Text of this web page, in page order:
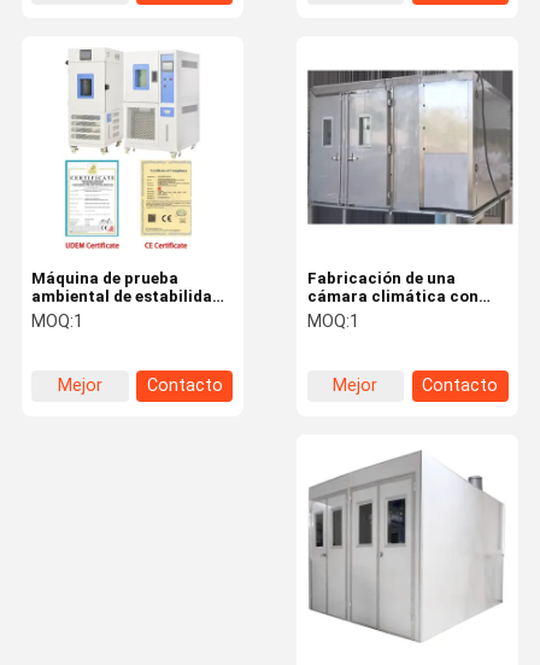
equipo de prueba de la materia textil
máquina de prueba de la dureza
Equipo de prueba adhesivo
Instrumentos de medida ópticos
Fabricación de una
cámara climática con
control de humedad y una
sala de ensayo de
MOQ:1
Mejor
Contacto
Máquina de prueba
ambiental de estabilidad
de temperatura y
humedad programable
climática, precio
MOQ:1
Mejor
Contacto